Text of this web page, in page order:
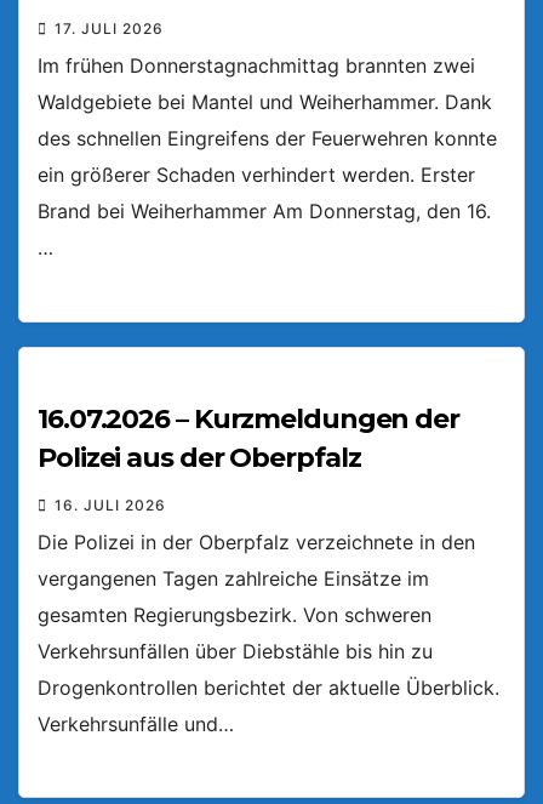
17. JULI 2026
Im frühen Donnerstagnachmittag brannten zwei
Waldgebiete bei Mantel und Weiherhammer. Dank
des schnellen Eingreifens der Feuerwehren konnte
ein größerer Schaden verhindert werden. Erster
Brand bei Weiherhammer Am Donnerstag, den 16.
…
16.07.2026 – Kurzmeldungen der
Polizei aus der Oberpfalz
16. JULI 2026
Die Polizei in der Oberpfalz verzeichnete in den
vergangenen Tagen zahlreiche Einsätze im
gesamten Regierungsbezirk. Von schweren
Verkehrsunfällen über Diebstähle bis hin zu
Drogenkontrollen berichtet der aktuelle Überblick.
Verkehrsunfälle und…